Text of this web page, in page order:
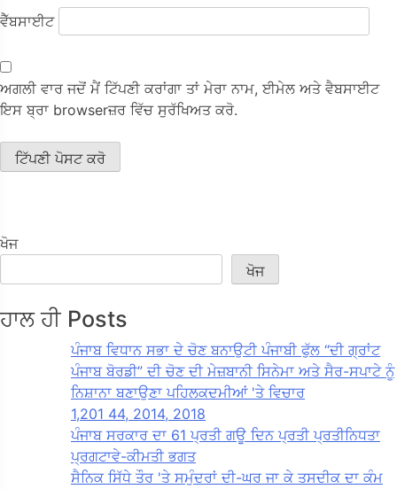
ਵੈੱਬਸਾਈਟ
ਅਗਲੀ ਵਾਰ ਜਦੋਂ ਮੈਂ ਟਿੱਪਣੀ ਕਰਾਂਗਾ ਤਾਂ ਮੇਰਾ ਨਾਮ, ਈਮੇਲ ਅਤੇ ਵੈਬਸਾਈਟ
ਇਸ ਬ੍ਰਾ browserਜ਼ਰ ਵਿੱਚ ਸੁਰੱਖਿਅਤ ਕਰੋ.
ਖੋਜ
ਖੋਜ
ਹਾਲ ਹੀ Posts
ਪੰਜਾਬ ਵਿਧਾਨ ਸਭਾ ਦੇ ਚੋਣ ਬਨਾਉਟੀ ਪੰਜਾਬੀ ਫੁੱਲ “ਦੀ ਗ੍ਰਾਂਟ
ਪੰਜਾਬ ਬੋਰਡੀ” ਦੀ ਚੋਣ ਦੀ ਮੇਜ਼ਬਾਨੀ ਸਿਨੇਮਾ ਅਤੇ ਸੈਰ-ਸਪਾਟੇ ਨੂੰ
ਨਿਸ਼ਾਨਾ ਬਣਾਉਣਾ ਪਹਿਲਕਦਮੀਆਂ 'ਤੇ ਵਿਚਾਰ
1,201 44, 2014, 2018
ਪੰਜਾਬ ਸਰਕਾਰ ਦਾ 61 ਪ੍ਰਤੀ ਗਊ ਦਿਨ ਪ੍ਰਤੀ ਪ੍ਰਤੀਨਿਧਤਾ
ਪ੍ਰਗਟਾਵੇ-ਕੀਮਤੀ ਭਗਤ
ਸੈਨਿਕ ਸਿੱਧੇ ਤੌਰ 'ਤੇ ਸਮੁੰਦਰਾਂ ਦੀ-ਘਰ ਜਾ ਕੇ ਤਸਦੀਕ ਦਾ ਕੰਮ